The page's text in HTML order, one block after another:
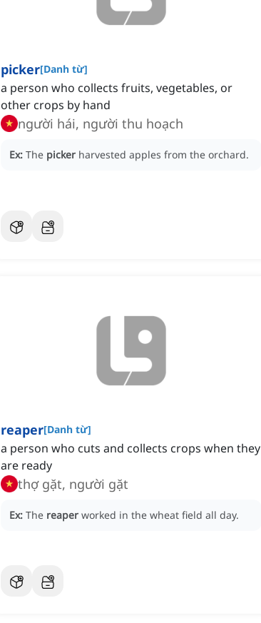
picker[Danh từ]
a person who collects fruits, vegetables, or
other crops by hand
người hái, người thu hoạch
Ex: The picker harvested apples from the orchard.
reaper[Danh từ]
a person who cuts and collects crops when they
are ready
thợ gặt, người gặt
Ex: The reaper worked in the wheat field all day.